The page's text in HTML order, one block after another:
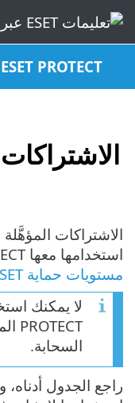
ESET PROTECT – جدول المحتويات
الاشتراكات
استخدامها معها ESET PROTECT. اقرأ المزيد عن
مستويات حماية ESET
السحابة.
راجع الجدول أدناه،